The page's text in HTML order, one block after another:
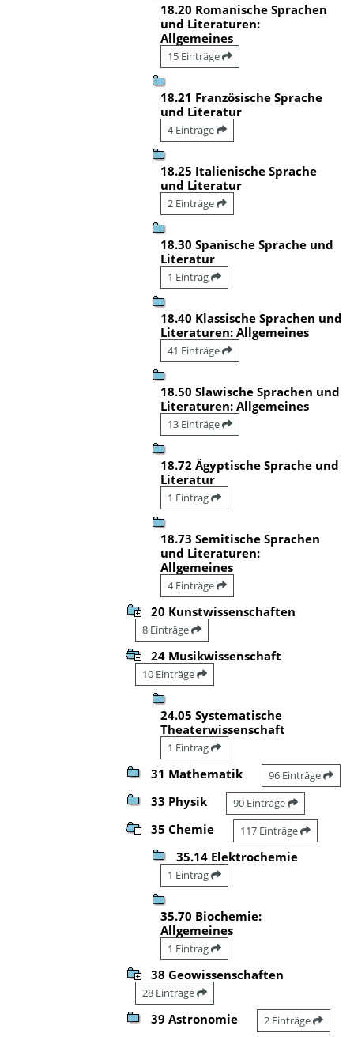
18.20 Romanische Sprachen
und Literaturen:
Allgemeines
15 Einträge
18.21 Französische Sprache
und Literatur
4 Einträge
18.25 Italienische Sprache
und Literatur
2 Einträge
18.30 Spanische Sprache und
Literatur
1 Eintrag
18.40 Klassische Sprachen und
Literaturen: Allgemeines
41 Einträge
18.50 Slawische Sprachen und
Literaturen: Allgemeines
13 Einträge
18.72 Ägyptische Sprache und
Literatur
1 Eintrag
18.73 Semitische Sprachen
und Literaturen:
Allgemeines
4 Einträge
20 Kunstwissenschaften
8 Einträge
24 Musikwissenschaft
10 Einträge
24.05 Systematische
Theaterwissenschaft
1 Eintrag
31 Mathematik 96 Einträge
33 Physik 90 Einträge
35 Chemie 117 Einträge
35.14 Elektrochemie
1 Eintrag
35.70 Biochemie:
Allgemeines
1 Eintrag
38 Geowissenschaften
28 Einträge
39 Astronomie 2 Einträge